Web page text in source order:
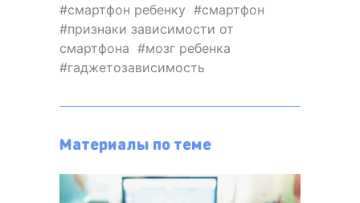
смартфон ребенку
смартфон
признаки зависимости от
смартфона
мозг ребенка
гаджетозависимость
Материалы по теме